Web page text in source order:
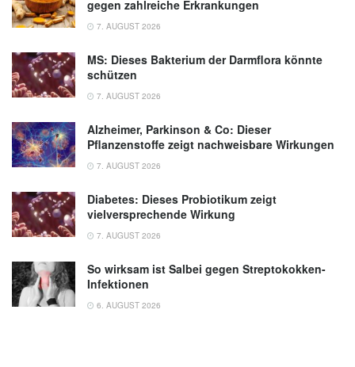
gegen zahlreiche Erkrankungen
7. AUGUST 2026
MS: Dieses Bakterium der Darmflora könnte
schützen
7. AUGUST 2026
Alzheimer, Parkinson & Co: Dieser
Pflanzenstoffe zeigt nachweisbare Wirkungen
7. AUGUST 2026
Diabetes: Dieses Probiotikum zeigt
vielversprechende Wirkung
7. AUGUST 2026
So wirksam ist Salbei gegen Streptokokken-
Infektionen
6. AUGUST 2026